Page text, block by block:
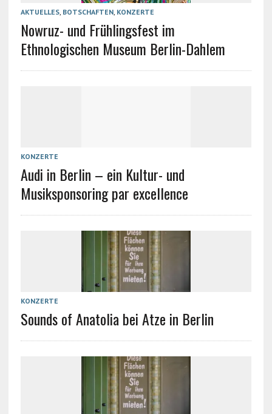
AKTUELLES, BOTSCHAFTEN, KONZERTE
Nowruz- und Frühlingsfest im
Ethnologischen Museum Berlin-Dahlem
KONZERTE
Audi in Berlin – ein Kultur- und
Musiksponsoring par excellence
KONZERTE
Sounds of Anatolia bei Atze in Berlin